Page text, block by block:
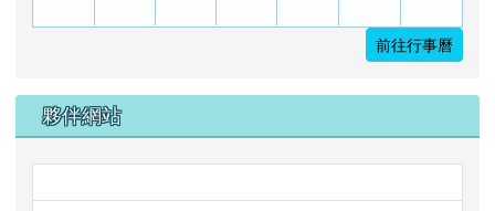
前往行事曆
夥伴網站